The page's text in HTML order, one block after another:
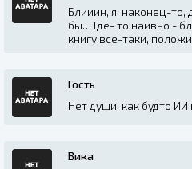
Блииин, я, наконец-то,
бы… Где- то наивно -
книгу,все-таки,
Гость
Нет души, как будто ИИ
Вика